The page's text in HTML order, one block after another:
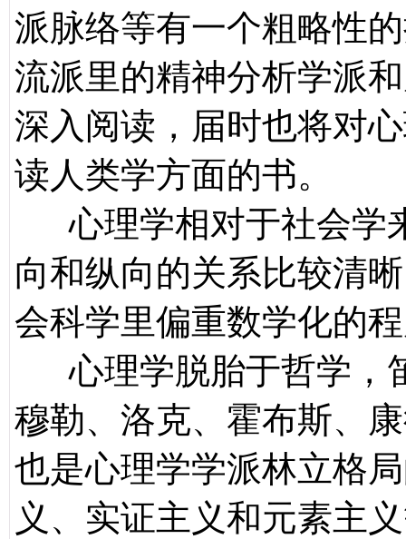
派脉络等有一个粗略性
流派里的精神分析学派
深入阅读，届时也将对
读人类学方面的书。
心理学相对于社会学
向和纵向的关系比较清
会科学里偏重数学化的
心理学脱胎于哲学，
穆勒、洛克、霍布斯、
也是心理学学派林立格
义、实证主义和元素主